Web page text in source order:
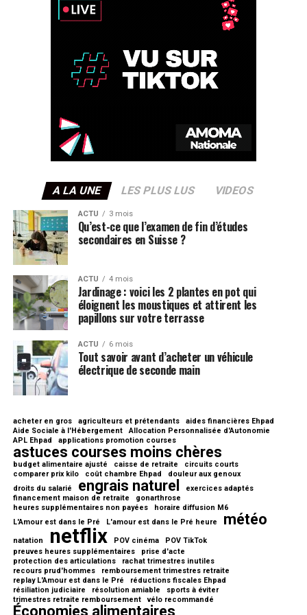
A LA UNE LES PLUS LUS VIDEOS
ACTU 3 mois
Qu’est-ce que l’examen de fin d’études
secondaires en Suisse ?
ACTU 4 mois
Jardinage : voici les 2 plantes en pot qui
éloignent les moustiques et attirent les
papillons sur votre terrasse
ACTU 6 mois
Tout savoir avant d’acheter un véhicule
électrique de seconde main
acheter en gros agriculteurs et prétendants
aides financières Ehpad
Aide Sociale à l'Hébergement
Allocation Personnalisée d'Autonomie
APL Ehpad
applications promotion courses
astuces courses moins chères
budget alimentaire ajusté caisse de retraite
circuits courts
comparer prix kilo
coût chambre Ehpad
douleur aux genoux
droits du salarié
engrais naturel
exercices adaptés
financement maison de retraite
gonarthrose
heures supplémentaires non payées
horaire diffusion M6
L'Amour est dans le Pré
L'amour est dans le Pré heure météo
natation netflix POV cinéma
POV TikTok
preuves heures supplémentaires
prise d'acte
protection des articulations
rachat trimestres inutiles
recours prud'hommes
remboursement trimestres retraite
replay L'Amour est dans le Pré
réductions fiscales Ehpad
résiliation judiciaire
résolution amiable
sports à éviter
trimestres retraite remboursement
vélo recommandé
Économies alimentaires